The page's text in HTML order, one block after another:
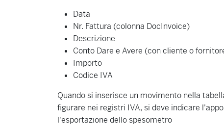
Data
Nr. Fattura (colonna DocInvoice)
Descrizione
Conto Dare e Avere (con cliente o
Importo
Codice IVA
Quando si inserisce un movimento nella
figurare nei registri IVA, si deve indicare
l'esportazione dello spesometro